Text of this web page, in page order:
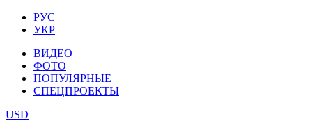
РУС
УКР
ВИДЕО
ФОТО
ПОПУЛЯРНЫЕ
СПЕЦПРОЕКТЫ
USD